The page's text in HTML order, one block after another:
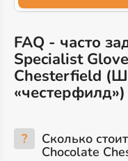
FAQ - часто
Specialist
Chesterfield
? Сколько
Chocolate